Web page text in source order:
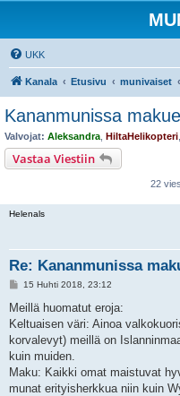
UKK
Kanala Etusivu munivaiset
Kananmunissa
Valvojat: Aleksandra HiltaHelikopteri
Vastaa Viestiin
22
Helenals
Re: Kananmunissa
V
e
t
i
15 Huhti 2018, 23:12
Meillä huomatut eroja:
Keltuaisen väri: Ainoa
korvalevyt) meillä on
kuin muiden.
Maku: Kaikki omat maistuvat
munat erityisherkkua niin kuin